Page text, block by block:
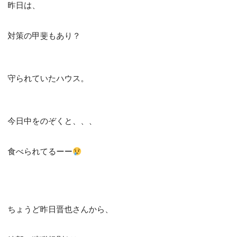
昨日は、
対策の甲斐もあり？
守られていたハウス。
今日中をのぞくと、、、
食べられてるーー
ちょうど昨日晋也さんから、